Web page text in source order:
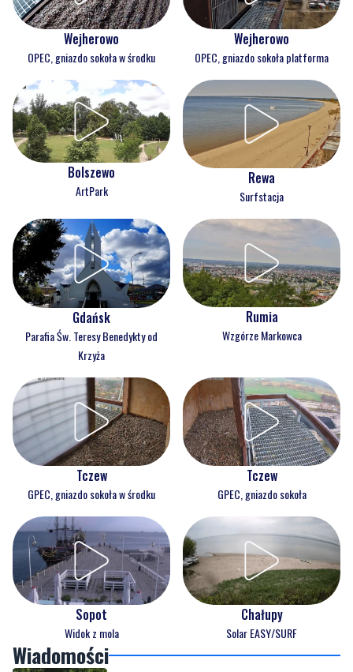
Wejherowo
OPEC, gniazdo sokoła w środku
Wejherowo
OPEC, gniazdo sokoła platforma
Bolszewo
ArtPark
Rewa
Surfstacja
Gdańsk
Parafia Św. Teresy Benedykty od
Krzyża
Rumia
Wzgórze Markowca
Tczew
GPEC, gniazdo sokoła w środku
Tczew
GPEC, gniazdo sokoła
Sopot
Widok z mola
Chałupy
Solar EASY/SURF
Wiadomości